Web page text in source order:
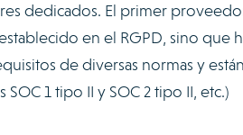
dedicados. El primer
en el RGPD, sino que
de diversas normas y
SOC 1 tipo II y SOC 2 tipo II, etc.)